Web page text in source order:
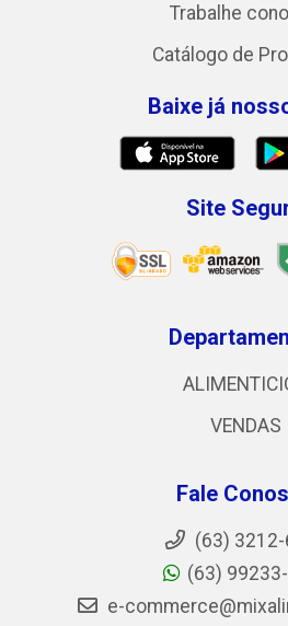
Trabalhe
Catálogo de
Baixe já
Site
VENDAS
Fale
(63)
(63)
e-